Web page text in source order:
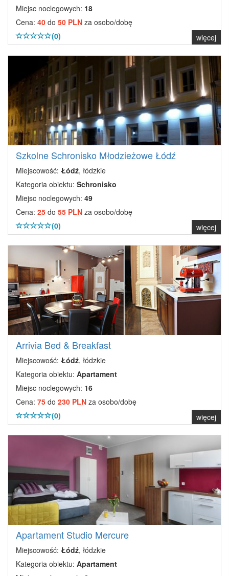
Miejsc noclegowych: 18
Cena: 40 do 50 PLN za osobo/dobę
(0)
więcej
Szkolne Schronisko Młodzieżowe Łódź
Miejscowość: Łódź, łódzkie
Kategoria obiektu: Schronisko
Miejsc noclegowych: 49
Cena: 25 do 55 PLN za osobo/dobę
(0)
więcej
Arrivia Bed & Breakfast
Miejscowość: Łódź, łódzkie
Kategoria obiektu: Apartament
Miejsc noclegowych: 16
Cena: 75 do 230 PLN za osobo/dobę
(0)
więcej
Apartament Studio Mercure
Miejscowość: Łódź, łódzkie
Kategoria obiektu: Apartament